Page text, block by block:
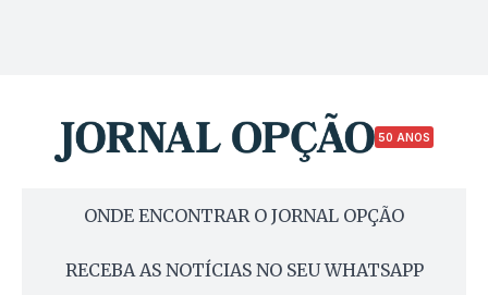
50 ANOS
ONDE ENCONTRAR O JORNAL OPÇÃO
RECEBA AS NOTÍCIAS NO SEU WHATSAPP